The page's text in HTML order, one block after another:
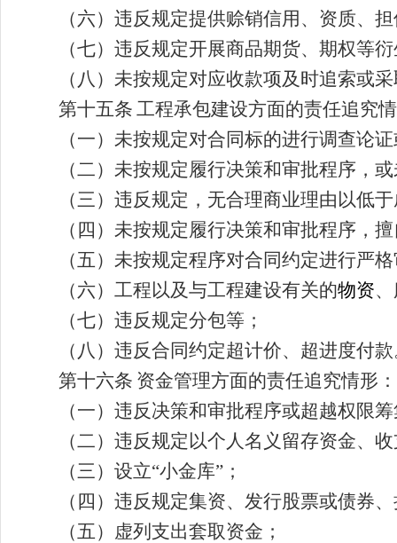
（六）违反规定提供赊销信用、资质、
（七）违反规定开展商品期货、期权等
（八）未按规定对应收款项及时追索或
第十五条 工程承包建设方面的责任追究
（一）未按规定对合同标的进行调查论
（二）未按规定履行决策和审批程序，
（三）违反规定，无合理商业理由以低
（四）未按规定履行决策和审批程序，
（五）未按规定程序对合同约定进行严
（六）工程以及与工程建设有关的物资
（七）违反规定分包等；
（八）违反合同约定超计价、超进度付款
第十六条 资金管理方面的责任追究情形：
（一）违反决策和审批程序或超越权限
（二）违反规定以个人名义留存资金、
（三）设立“小金库” ；
（四）违反规定集资、发行股票或债券
（五）虚列支出套取资金；